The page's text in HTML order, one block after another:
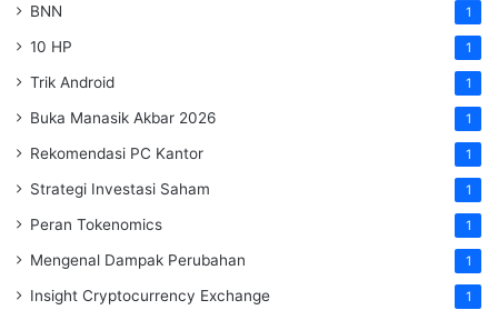
BNN 1
10 HP 1
Trik Android 1
Buka Manasik Akbar 2026 1
Rekomendasi PC Kantor 1
Strategi Investasi Saham 1
Peran Tokenomics 1
Mengenal Dampak Perubahan 1
Insight Cryptocurrency Exchange 1